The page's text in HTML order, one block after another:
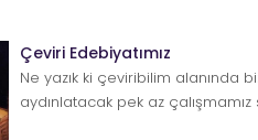
Çeviri Edebiyatımız
Ne yazık ki çeviribilim alanında
aydınlatacak pek az çalışmamız